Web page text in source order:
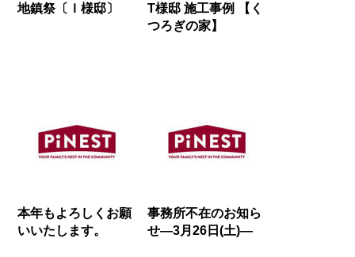
地鎮祭〔Ｉ様邸〕
T様邸 施工事例 【く
つろぎの家】
本年もよろしくお願
いいたします。
事務所不在のお知ら
せ―3月26日(土)―